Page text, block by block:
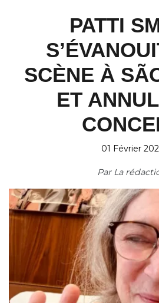
PATTI
SCÈNE À
ET
01 Février
Par La